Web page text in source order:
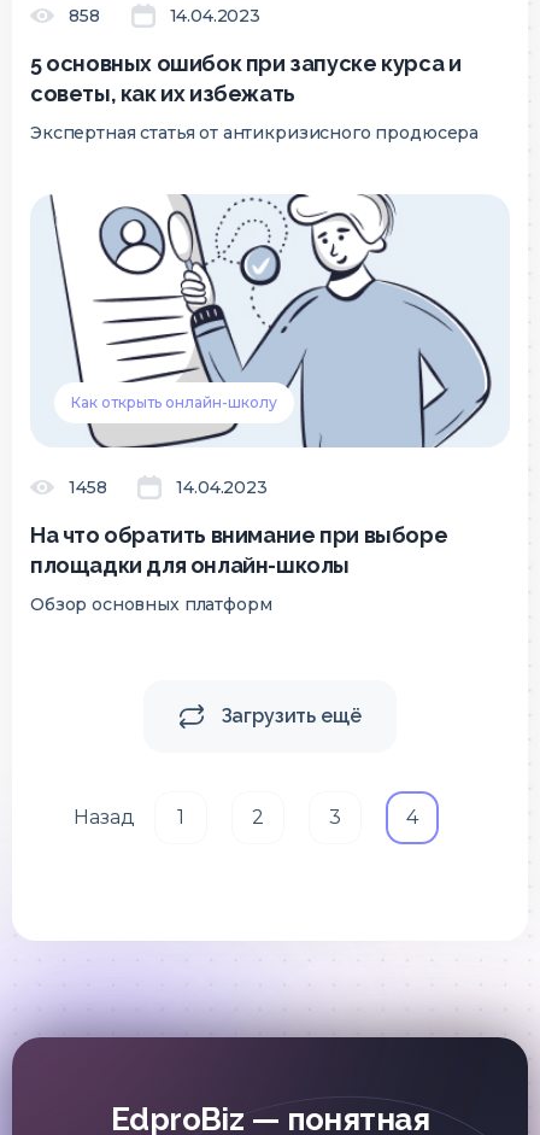
858 14.04.2023
5 основных ошибок при запуске курса и
советы, как их избежать
Экспертная статья от антикризисного продюсера
Как открыть онлайн-школу
1458 14.04.2023
На что обратить внимание при выборе
площадки для онлайн-школы
Обзор основных платформ
Загрузить ещё
Назад 1 2 3 4
EdproBiz — понятная